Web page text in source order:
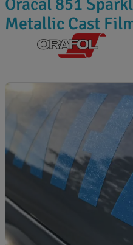
Oracal 851
Metallic Cast